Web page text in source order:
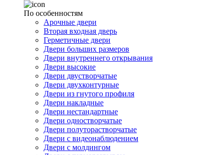
По особенностям
Арочные двери
Вторая входная дверь
Герметичные двери
Двери больших размеров
Двери внутреннего открывания
Двери высокие
Двери двустворчатые
Двери двухконтурные
Двери из гнутого профиля
Двери накладные
Двери нестандартные
Двери одностворчатые
Двери полуторастворчатые
Двери с видеонаблюдением
Двери с молдингом